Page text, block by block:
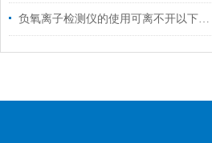
负氧离子检测仪的使用可离不开以下维护